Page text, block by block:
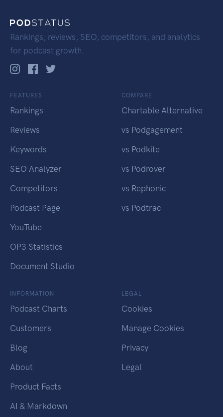
Rankings, reviews, SEO, competitors, and analytics
for podcast growth.
FEATURES
Rankings
Reviews
Keywords
SEO Analyzer
Competitors
Podcast Page
YouTube
OP3 Statistics
Document Studio
COMPARE
Chartable Alternative
vs Podgagement
vs Podkite
vs Podrover
vs Rephonic
vs Podtrac
INFORMATION
Podcast Charts
Customers
Blog
About
Product Facts
AI & Markdown
LEGAL
Cookies
Manage Cookies
Privacy
Legal